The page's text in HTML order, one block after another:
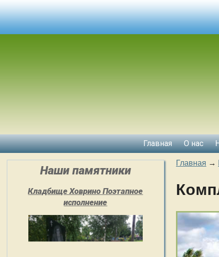
Главная О нас
Наши памятники
Кладбище Ховрино Поэтапное
исполнение
Главная →